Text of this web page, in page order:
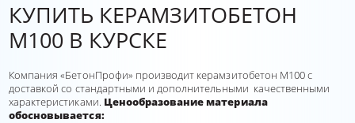
КУПИТЬ КЕРАМЗИТОБЕТОН
М100 В КУРСКЕ
Компания «БетонПрофи» производит керамзитобетон М100 с
доставкой со стандартными и дополнительными качественными
характеристиками. Ценообразование материала
обосновывается: